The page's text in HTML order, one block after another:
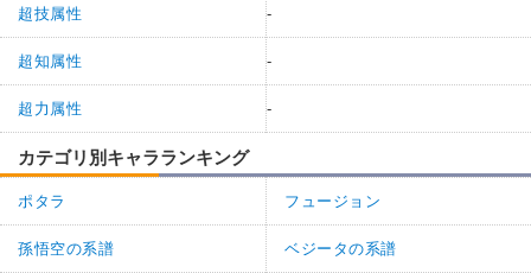
超技属性 -
超知属性 -
超力属性 -
カテゴリ別キャラランキング
ポタラ フュージョン
孫悟空の系譜 ベジータの系譜